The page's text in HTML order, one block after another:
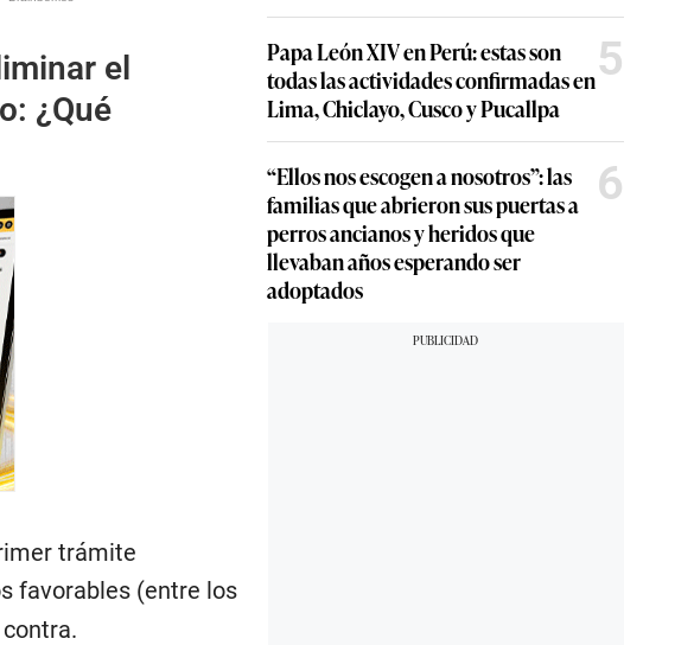
el
¿Qué
trámite
favorables (entre los
Papa León XIV en Perú: estas son
todas las actividades confirmadas en
Lima, Chiclayo, Cusco y Pucallpa
5
“Ellos nos escogen a nosotros”: las
familias que abrieron sus puertas a
perros ancianos y heridos que
llevaban años esperando ser
adoptados
6